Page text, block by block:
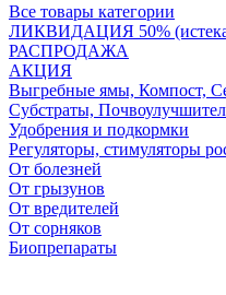
Все товары категории
ЛИКВИДАЦИЯ 50%
РАСПРОДАЖА
АКЦИЯ
Выгребные ямы, Компост,
Субстраты,
Удобрения и подкормки
Регуляторы, стимуляторы
От болезней
От грызунов
От вредителей
От сорняков
Биопрепараты